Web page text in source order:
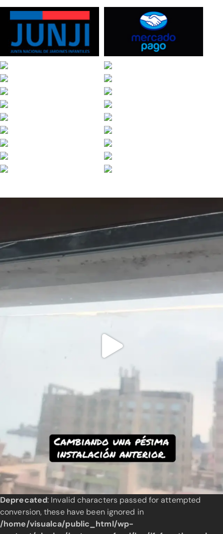
Deprecated: Invalid characters passed for attempted
conversion, these have been ignored in
/home/visualca/public_html/wp-